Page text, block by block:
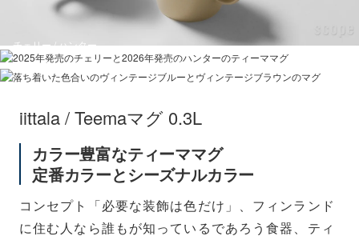
チェリー / ハンター
ヴィンテージブルー / ヴィンテージブラウン
iittala / Teemaマグ 0.3L
カラー豊富なティーママグ
定番カラーとシーズナルカラー
コンセプト「必要な装飾は色だけ」、フィンランド
に住む人なら誰もが知っているであろう食器、ティ